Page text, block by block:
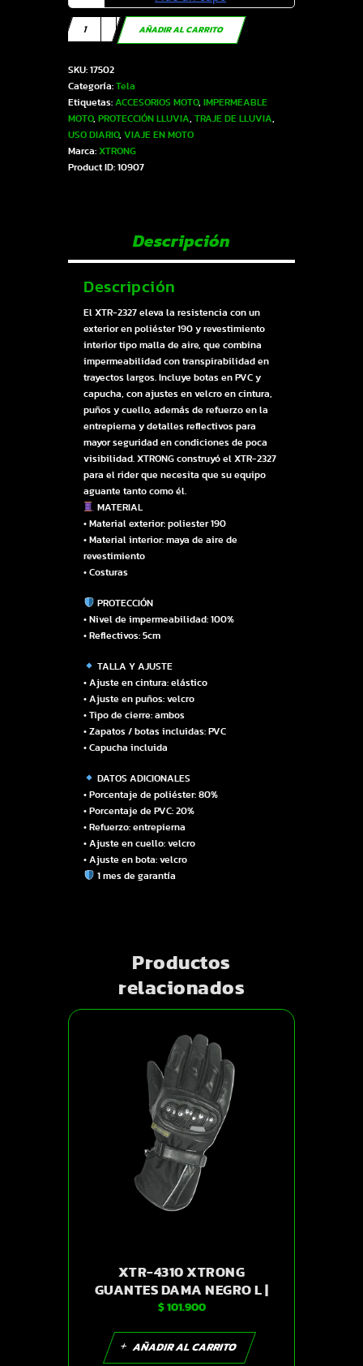
XTR-
2327
IMPERMEABLES-
TELA
CON
ZAPATO
NEGRO-
ROSADO
M
AÑADIR AL CARRITO
SKU: 17502
Categoría: Tela
Etiquetas: ACCESORIOS MOTO,
IMPERMEABLE
MOTO, PROTECCIÓN LLUVIA, TRAJE DE LLUVIA,
USO DIARIO, VIAJE EN MOTO
Marca: XTRONG
Product ID: 10907
Descripción
Descripción
El XTR-2327 eleva la resistencia con un
exterior en poliéster 190 y revestimiento
interior tipo malla de aire, que combina
impermeabilidad con transpirabilidad en
trayectos largos. Incluye botas en PVC y
capucha, con ajustes en velcro en cintura,
puños y cuello, además de refuerzo en la
entrepierna y detalles reflectivos para
mayor seguridad en condiciones de poca
visibilidad. XTRONG construyó el XTR-2327
para el rider que necesita que su equipo
aguante tanto como él.
MATERIAL
• Material exterior: poliester 190
• Material interior: maya de aire de
revestimiento
• Costuras
PROTECCIÓN
• Nivel de impermeabilidad: 100%
• Reflectivos: 5cm
TALLA Y AJUSTE
• Ajuste en cintura: elástico
• Ajuste en puños: velcro
• Tipo de cierre: ambos
• Zapatos / botas incluidas: PVC
• Capucha incluida
DATOS ADICIONALES
• Porcentaje de poliéster: 80%
• Porcentaje de PVC: 20%
• Refuerzo: entrepierna
• Ajuste en cuello: velcro
• Ajuste en bota: velcro
1 mes de garantía
Productos
relacionados
XTR-4310 XTRONG
GUANTES DAMA NEGRO L |
SKU14278
$101.900
AÑADIR AL CARRITO